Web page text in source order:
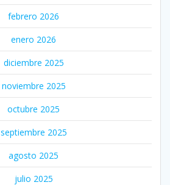
febrero 2026
enero 2026
diciembre 2025
noviembre 2025
octubre 2025
septiembre 2025
agosto 2025
julio 2025